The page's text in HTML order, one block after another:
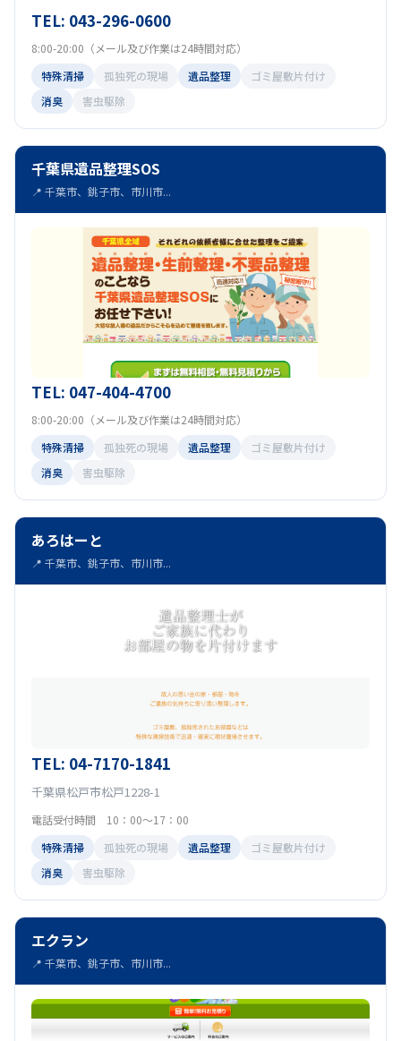
TEL: 043-296-0600
8:00-20:00（メール及び作業は24時間対応）
特殊清掃
孤独死の現場 遺品整理
ゴミ屋敷片付け
消臭
害虫駆除
千葉県遺品整理SOS
📍 千葉市、銚子市、市川市...
TEL: 047-404-4700
8:00-20:00（メール及び作業は24時間対応）
特殊清掃
孤独死の現場 遺品整理
ゴミ屋敷片付け
消臭
害虫駆除
あろはーと
📍 千葉市、銚子市、市川市...
TEL: 04-7170-1841
千葉県松戸市松戸1228-1
電話受付時間 10：00～17：00
特殊清掃
孤独死の現場 遺品整理
ゴミ屋敷片付け
消臭
害虫駆除
エクラン
📍 千葉市、銚子市、市川市...